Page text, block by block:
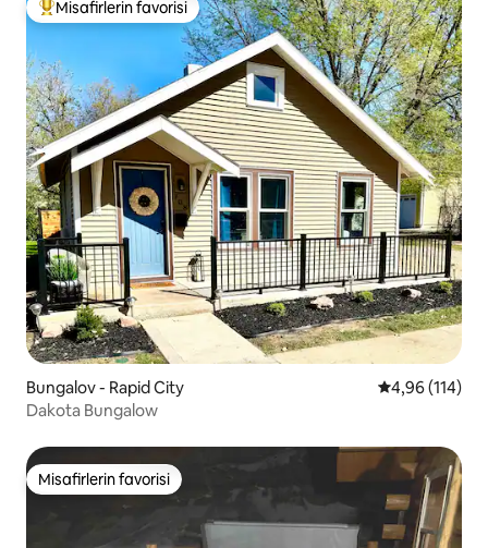
Misafirlerin favorilerinden en beğenilenler arasında
Misafirlerin favorisi
Bungalov - Rapid City 5 üzerinden
4,96 (114)
Dakota Bungalow
Misafirlerin favorisi
Misafirlerin favorisi